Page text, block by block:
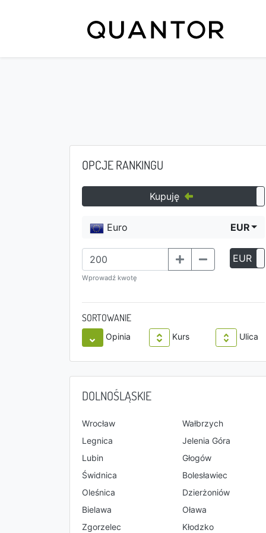
OPCJE RANKINGU
Kupuję
Euro EUR
Wprowadź kwotę
EUR
SORTOWANIE
Opinia Kurs Ulica
DOLNOŚLĄSKIE
Wrocław
Wałbrzych
Legnica
Jelenia Góra
Lubin
Głogów
Świdnica
Bolesławiec
Oleśnica
Dzierżoniów
Bielawa
Oława
Zgorzelec
Kłodzko